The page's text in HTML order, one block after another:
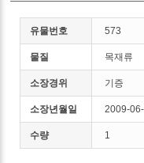
유물번호 573
물질 목재류
소장경위 기증
소장년월일 2009-
수량 1